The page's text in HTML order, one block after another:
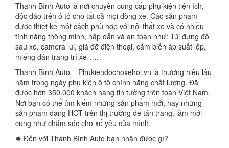
Thanh Bình Auto là nơi chuyên cung cấp phụ kiện tiện ích,
độc đáo trên ô tô cho tất cả mọi dòng xe. Các sản phẩm
được thiết kế một cách phù hợp với nội thất xe và có nhiều
tính năng thông minh, hấp dẫn và an toàn như: Túi đựng đồ
sau xe, camera lùi, giá đỡ điện thoại, cảm biến áp suất lốp,
miếng dán trang trí xe……
Thanh Bình Auto – Phukiendochoxehoi.vn là thương hiệu lâu
năm trong ngày phụ kiện ô tô chính hãng chất lượng. Đã
được hơn 350.000 khách hàng tin tưởng trên toàn Việt Nam.
Nơi bạn có thể tìm kiếm những sản phẩm mới, hay những
sản phẩm đang HOT trên thị trường để tân trang, làm mới
cũng như chăm sóc cho xế yêu của mình.
✹ Đến với Thanh Bình Auto bạn nhận được gì?